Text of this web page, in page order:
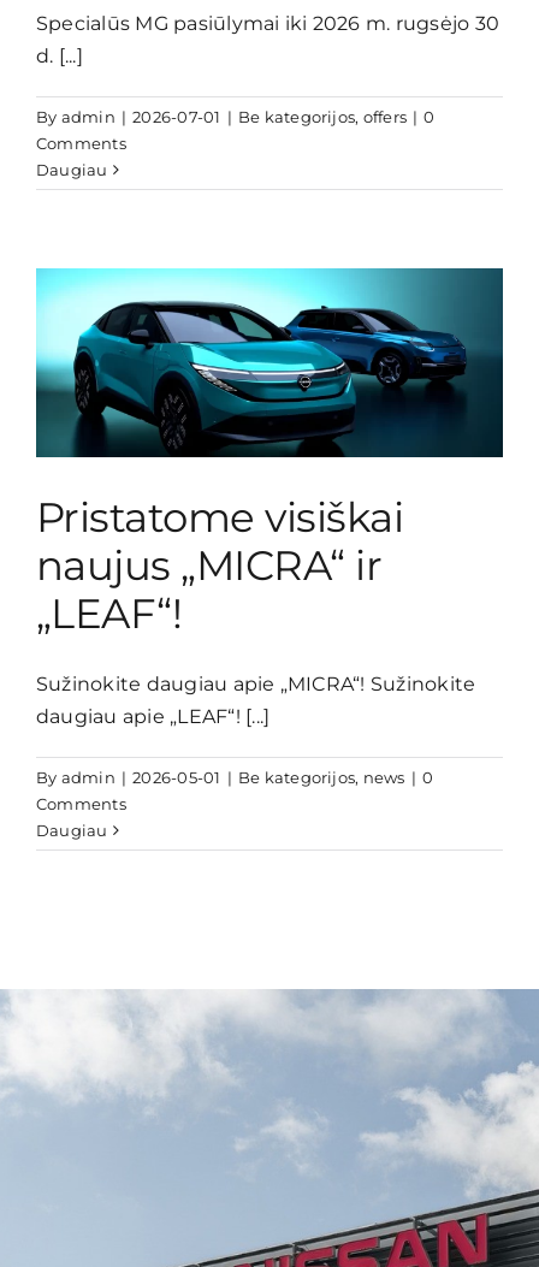
Specialūs MG pasiūlymai iki 2026 m. rugsėjo 30
d. [...]
By admin | 2026-07-01 | Be kategorijos, offers | 0
Comments
Daugiau
Pristatome visiškai
naujus „MICRA“ ir
„LEAF“!
Sužinokite daugiau apie „MICRA“! Sužinokite
daugiau apie „LEAF“! [...]
By admin | 2026-05-01 | Be kategorijos, news | 0
Comments
Daugiau